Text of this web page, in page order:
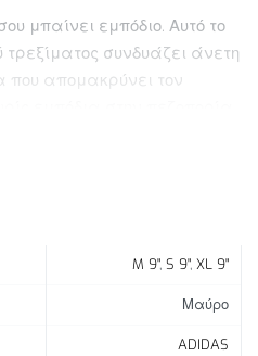
μπαίνει εμπόδιο. Αυτό το
τρεξίματος συνδυάζει άνετη
απομακρύνει τον
Η χαμηλή τσέπη πίσω στη
M 9", S 9", XL 9"
Μαύρο
ADIDAS